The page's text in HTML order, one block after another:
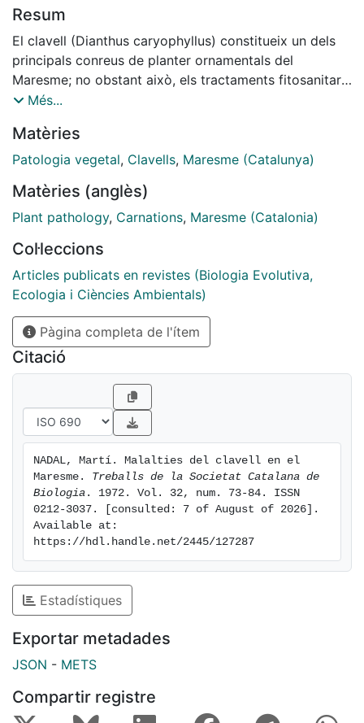
Resum
El clavell (Dianthus caryophyllus) constitueix un dels
principals conreus de planter ornamentals del
Maresme; no obstant això, els tractaments fitosanitaris
a fi d'evitar-ne i controlar-ne les plagues i pestes
rutinària, sense conèixer a fons cl problema. A fi
d'esbrinar quines són les malalties més freqüents en el
hem fet més de 2O0 anàlisis en un període de 3 anys.
Més...
Matèries
Patologia vegetal, Clavells, Maresme (Catalunya)
Matèries (anglès)
Plant pathology, Carnations, Maresme (Catalonia)
Col·leccions
Articles publicats en revistes (Biologia Evolutiva,
Ecologia i Ciències Ambientals)
Pàgina completa de l'ítem
Citació
NADAL, Martí. Malalties del clavell en el
Maresme. Treballs de la Societat Catalana de
Biologia . 1972. Vol. 32, num. 73-84. ISSN
0212-3037. [consulted: 7 of August of 2026].
Available at:
https://hdl.handle.net/2445/127287
Estadístiques
Exportar metadades
JSON - METS
Compartir registre